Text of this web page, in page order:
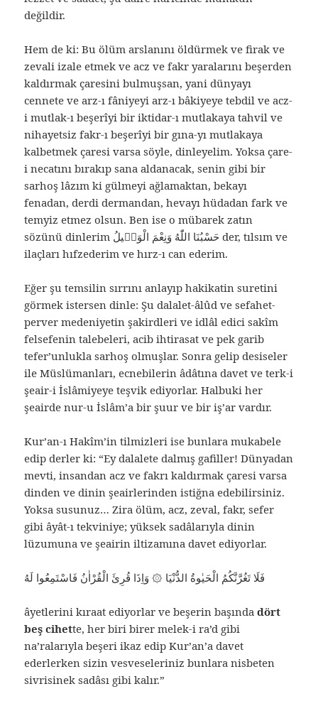
değildir.
Hem de ki: Bu ölüm arslanını öldürmek ve firak ve
zevali izale etmek ve acz ve fakr yaralarını beşerden
kaldırmak çaresini bulmuşsan, yani dünyayı
cennete ve arz-ı fâniyeyi arz-ı bâkiyeye tebdil ve acz-
i mutlak-ı beşerîyi bir iktidar-ı mutlakaya tahvil ve
nihayetsiz fakr-ı beşerîyi bir gına-yı mutlakaya
kalbetmek çaresi varsa söyle, dinleyelim. Yoksa çare-
i necatını bırakıp sana aldanacak, senin gibi bir
sarhoş lâzım ki gülmeyi ağlamaktan, bekayı
fenadan, derdi dermandan, hevayı hüdadan fark ve
temyiz etmez olsun. Ben ise o mübarek zatın
sözünü dinlerim حَسْبُنَا اللّٰهُ وَنِعْمَ الْوَكٖيلُ der, tılsım ve
ilaçları hıfzederim ve hırz-ı can ederim.
Eğer şu temsilin sırrını anlayıp hakikatin suretini
görmek istersen dinle: Şu dalalet-âlûd ve sefahet-
perver medeniyetin şakirdleri ve idlâl edici sakîm
felsefenin talebeleri, acib ihtirasat ve pek garib
tefer’unlukla sarhoş olmuşlar. Sonra gelip desiseler
ile Müslümanları, ecnebilerin âdâtına davet ve terk-i
şeair-i İslâmiyeye teşvik ediyorlar. Halbuki her
şeairde nur-u İslâm’a bir şuur ve bir iş’ar vardır.
Kur’an-ı Hakîm’in tilmizleri ise bunlara mukabele
edip derler ki: “Ey dalalete dalmış gafiller! Dünyadan
mevti, insandan acz ve fakrı kaldırmak çaresi varsa
dinden ve dinin şeairlerinden istiğna edebilirsiniz.
Yoksa susunuz… Zira ölüm, acz, zeval, fakr, sefer
gibi âyât-ı tekviniye; yüksek sadâlarıyla dinin
lüzumuna ve şeairin iltizamına davet ediyorlar.
فَلَا تَغُرَّنَّكُمُ الْحَيٰوةُ الدُّنْيَا ۞ وَاِذَا قُرِئَ الْقُرْاٰنُ فَاسْتَمِعُوا لَهُ
âyetlerini kıraat ediyorlar ve beşerin başındadört
beş cihette, her biri birer melek-i ra’d gibi
na’ralarıyla beşeri ikaz edip Kur’an’a davet
ederlerken sizin vesveseleriniz bunlara nisbeten
sivrisinek sadâsı gibi kalır.”